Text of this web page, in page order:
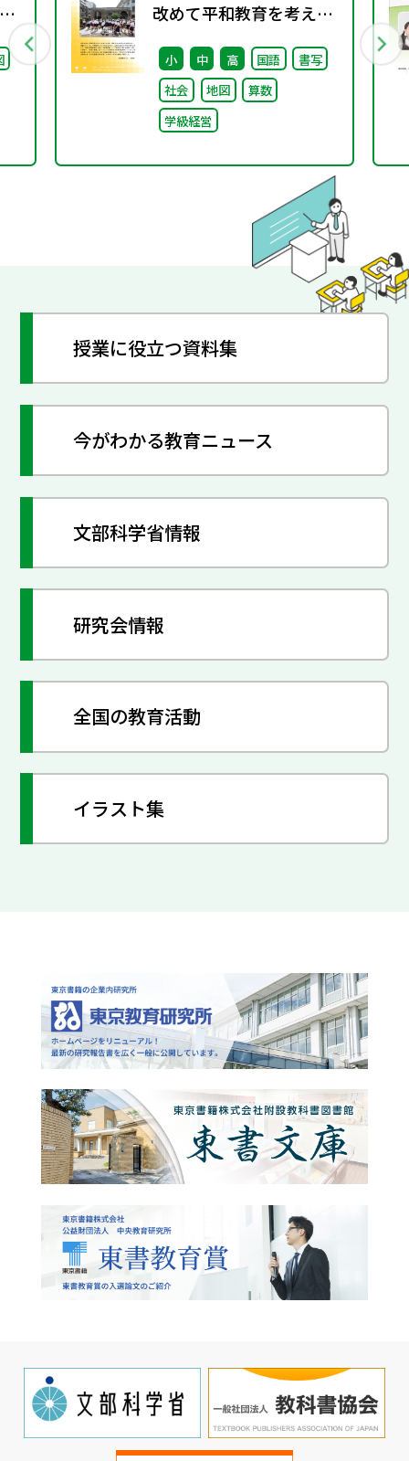
改めて平和教育を考え
る〜「あの日」を語り継
ぐ本川小学校の子どもた
ち〜
小 中 高 国語
書写
社会
地図
算数
学級経営
授業に役立つ資料集
今がわかる教育ニュース
文部科学省情報
研究会情報
全国の教育活動
イラスト集